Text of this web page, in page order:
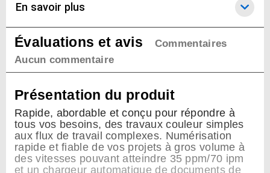
Noir
Wi-Fi
Non
Type d'écran
Sans écran
En savoir plus
Évaluations et avis
Commentaires
Aucun commentaire
Présentation du produit
Rapide, abordable et conçu pour répondre à
tous vos besoins, des travaux couleur simples
aux flux de travail complexes. Numérisation
rapide et fiable de vos projets à gros volume à
des vitesses pouvant atteindre 35 ppm/70 ipm
et un chargeur automatique de documents de